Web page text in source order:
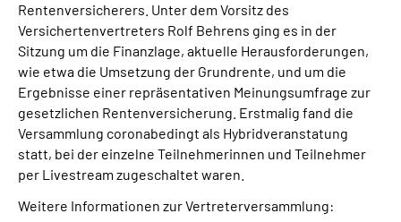
Leichte Sprache
Suche
Mein Kundenportal
Rentenversicherers. Unter dem Vorsitz des
Versichertenvertreters Rolf Behrens ging es in der
Sitzung um die Finanzlage, aktuelle Herausforderungen,
wie etwa die Umsetzung der Grundrente, und um die
Ergebnisse einer repräsentativen Meinungsumfrage zur
gesetzlichen Rentenversicherung. Erstmalig fand die
Versammlung coronabedingt als Hybridveranstatung
statt, bei der einzelne Teilnehmerinnen und Teilnehmer
per Livestream zugeschaltet waren.
Weitere Informationen zur Vertreterversammlung: